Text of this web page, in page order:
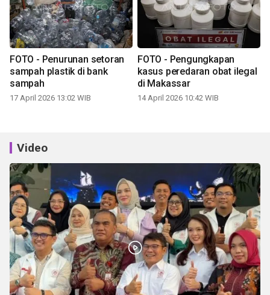
FOTO - Penurunan setoran
sampah plastik di bank
sampah
17 April 2026 13:02 WIB
FOTO - Pengungkapan
kasus peredaran obat ilegal
di Makassar
14 April 2026 10:42 WIB
Video